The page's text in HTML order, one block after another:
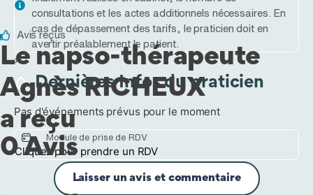
consultations et les actes additionnels nécessaires. En
cas de dépassement des tarifs, le praticien doit en
avertir préalablement le patient.
×
Dernières Infos du praticien
Pas d'événements prévus pour le moment
Module de prise de RDV
Cliquez pour prendre un RDV
Avis reçus
Le napso-thérapeute
Agnès RICHEUX
a reçu
0 Avis
Laisser un avis et commentaire